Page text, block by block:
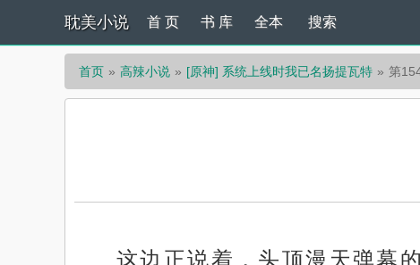
耽美小说 首 页 书 库 全本 搜索
首页 高辣小说 [原神] 系统上线时我已名扬提瓦特 第
这边正说着，头顶漫天弹幕